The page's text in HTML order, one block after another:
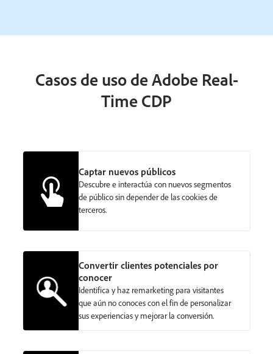
Casos de uso de Adobe Real-
Time CDP
Captar nuevos públicos
Descubre e interactúa con nuevos segmentos
de público sin depender de las cookies de
terceros.
Convertir clientes potenciales por
conocer
Identifica y haz remarketing para visitantes
que aún no conoces con el fin de personalizar
sus experiencias y mejorar la conversión.